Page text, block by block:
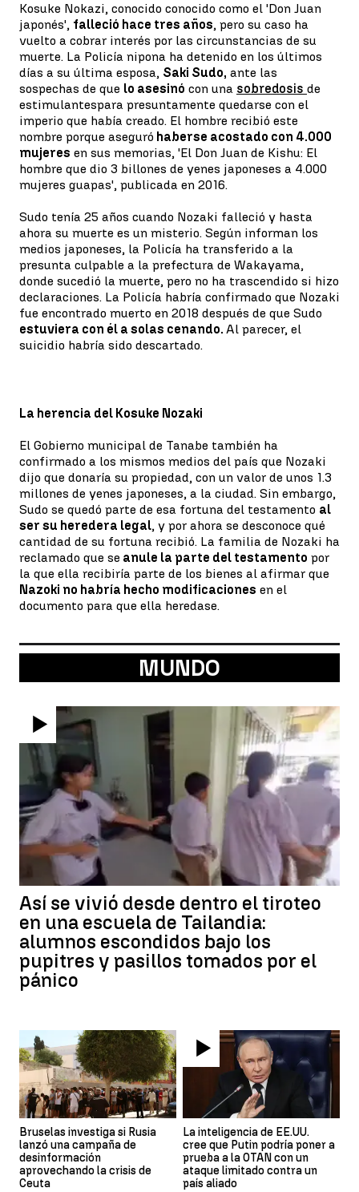
Kosuke Nokazi, conocido conocido como el 'Don Juan
japonés', falleció hace tres años, pero su caso ha
vuelto a cobrar interés por las circunstancias de su
muerte. La Policía nipona ha detenido en los últimos
días a su última esposa, Saki Sudo, ante las
sospechas de que lo asesinó con una sobredosis de
estimulantespara presuntamente quedarse con el
imperio que había creado. El hombre recibió este
nombre porque aseguró haberse acostado con 4.000
mujeres en sus memorias, 'El Don Juan de Kishu: El
hombre que dio 3 billones de yenes japoneses a 4.000
mujeres guapas', publicada en 2016.
Sudo tenía 25 años cuando Nozaki falleció y hasta
ahora su muerte es un misterio. Según informan los
medios japoneses, la Policía ha transferido a la
presunta culpable a la prefectura de Wakayama,
donde sucedió la muerte, pero no ha trascendido si hizo
declaraciones. La Policía habría confirmado que Nozaki
fue encontrado muerto en 2018 después de que Sudo
estuviera con él a solas cenando. Al parecer, el
suicidio habría sido descartado.
La herencia del Kosuke Nozaki
El Gobierno municipal de Tanabe también ha
confirmado a los mismos medios del país que Nozaki
dijo que donaría su propiedad, con un valor de unos 1.3
millones de yenes japoneses, a la ciudad. Sin embargo,
Sudo se quedó parte de esa fortuna del testamento al
ser su heredera legal, y por ahora se desconoce qué
cantidad de su fortuna recibió. La familia de Nozaki ha
reclamado que se anule la parte del testamento por
la que ella recibiría parte de los bienes al afirmar que
Nazoki no habría hecho modificaciones en el
documento para que ella heredase.
MUNDO
Así se vivió desde dentro el tiroteo
en una escuela de Tailandia:
alumnos escondidos bajo los
pupitres y pasillos tomados por el
pánico
Bruselas investiga si Rusia
lanzó una campaña de
desinformación
aprovechando la crisis de
Ceuta
La inteligencia de EE.UU.
cree que Putin podría poner a
prueba a la OTAN con un
ataque limitado contra un
país aliado